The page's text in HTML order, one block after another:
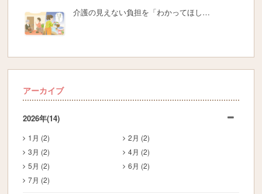
介護の見えない負担を「わかってほし…
アーカイブ
2026年(14)
1月 (2)
2月 (2)
3月 (2)
4月 (2)
5月 (2)
6月 (2)
7月 (2)